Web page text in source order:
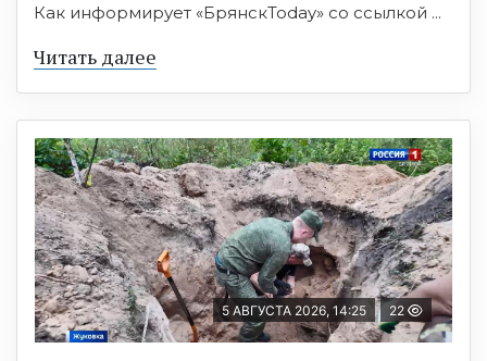
Как информирует «БрянскToday» со ссылкой ...
Читать далее
5 АВГУСТА 2026, 14:25 22